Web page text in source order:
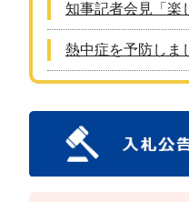
知事記者会見「楽
熱中症を予防しま